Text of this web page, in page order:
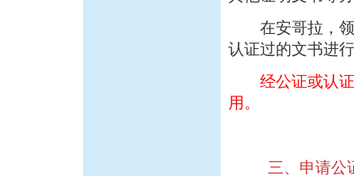
在安哥拉，领
认证过的文书进
经公证或认证
用。
三、申请公